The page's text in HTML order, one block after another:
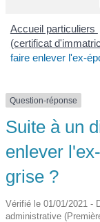
Accueil particuliers
(certificat
faire enlever l'ex-
Question-réponse
Suite à un
enlever
grise ?
Vérifié le 01/01/2021 -
administrative